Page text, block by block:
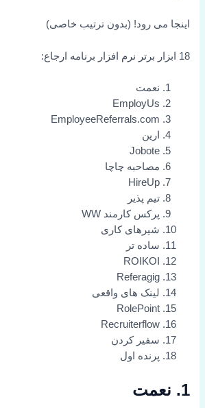
اینجا می رود! (بدون ترتیب خاصی)
18 ابزار برتر نرم افزار برنامه ارجاع:
نعمت
EmployUs
EmployeeReferrals.com
ارین
Jobote
مصاحبه چاچا
HireUp
تیم پذیر
پرکس کارمند WW
شیرهای کاری
ساده تر
ROIKOI
Referagig
لینک های واقعی
RolePoint
Recruiterflow
سفیر کردن
پرنده اول
1. نعمت